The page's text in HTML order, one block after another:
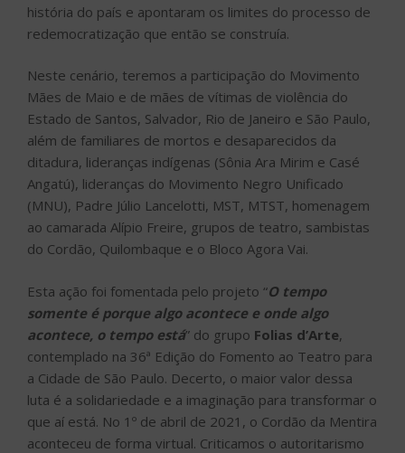
história do país e apontaram os limites do processo de
redemocratização que então se construía.
Neste cenário, teremos a participação do Movimento
Mães de Maio e de mães de vítimas de violência do
Estado de Santos, Salvador, Rio de Janeiro e São Paulo,
além de familiares de mortos e desaparecidos da
ditadura, lideranças indígenas (Sônia Ara Mirim e Casé
Angatú), lideranças do Movimento Negro Unificado
(MNU), Padre Júlio Lancelotti, MST, MTST, homenagem
ao camarada Alípio Freire, grupos de teatro, sambistas
do Cordão, Quilombaque e o Bloco Agora Vai.
Esta ação foi fomentada pelo projeto “O tempo
somente é porque algo acontece e onde algo
acontece, o tempo está” do grupo Folias d’Arte,
contemplado na 36ª Edição do Fomento ao Teatro para
a Cidade de São Paulo. Decerto, o maior valor dessa
luta é a solidariedade e a imaginação para transformar o
que aí está. No 1º de abril de 2021, o Cordão da Mentira
aconteceu de forma virtual. Criticamos o autoritarismo